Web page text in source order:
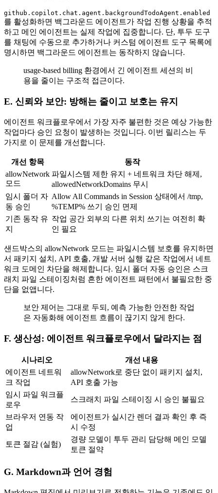
github.copilot.chat.agent.backgroundTodoAgent.enabled
를 활성화하면 백그라운드 에이전트가 작업 진행 상황을 추적
하고 메인 에이전트는 실제 작업에 집중합니다. 단, 투두 도구
를 채팅에 수동으로 추가하거나 커스텀 에이전트 도구 목록에
명시하면 백그라운드 에이전트는 동작하지 않습니다.
usage-based billing 환경에서 긴 에이전트 세션의 비
용을 줄이는 구조적 접근이다.
E. 신뢰와 보안: 방해는 줄이고 보호는 유지
에이전트 워크플로우에서 가장 자주 불편한 것은 예상 가능한
작업마다 승인 요청이 발생하는 것입니다. 이번 릴리스는 두
가지로 이 문제를 개선합니다.
개선 항목
동작
allowNetwork
모드
파일시스템 제한 유지 + 네트워크 차단 해제,
allowedNetworkDomains 무시
임시 폴더 자
동 승인
Allow All Commands in Session 상태에서 /tmp,
%TEMP% 쓰기 승인 면제
기존 동작 유
지
작업 공간 외부의 다른 위치 쓰기는 여전히 확
인 필요
샌드박스의 allowNetwork 모드는 파일시스템 보호를 유지하면
서 패키지 설치, API 호출, 개발 서버 실행 같은 작업에서 네트
워크 도메인 차단을 해제합니다. 임시 폴더 자동 승인은 스크
래치 파일 스테이징처럼 흔한 에이전트 패턴에서 불필요한 중
단을 없앱니다.
보안 제어는 그대로 두되, 예측 가능한 안전한 작업
은 자동화해 에이전트 흐름이 끊기지 않게 한다.
F. 생산성: 에이전트 워크플로우에서 달라지는 점
시나리오
개선 내용
에이전트 네트워
크 작업
allowNetwork로 중단 없이 패키지 설치,
API 호출 가능
임시 파일 워크플
로우
스크래치 파일 스테이징 시 승인 불필요
브라우저 연동 작
업
에이전트가 실시간 렌더 결과 확인 후 즉
시 수정
토큰 절감 (실험)
경량 모델이 투두 관리 담당해 메인 모델
토큰 절약
G. Markdown과 언어 경험